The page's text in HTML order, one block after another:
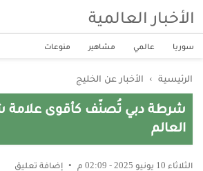
الأخبار العالمية
سوريا عالمي مشاهير منوعات
الرئيسية › الأخبار عن الخليج
شرطة دبي تُصنّف كأقوى علامة
العالم
الثلاثاء 10 يونيو 2025 - 02:09 م إضافة تعليق